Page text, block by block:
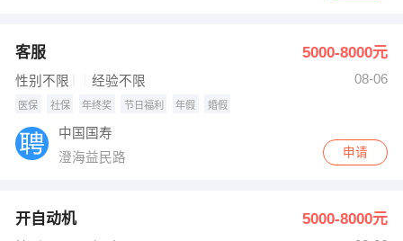
客服 5000-8000元
性别不限 经验不限 08-06
医保 社保 年终奖 节日福利 年假 婚假
中国国寿
澄海益民路
申请
开自动机 5000-8000元